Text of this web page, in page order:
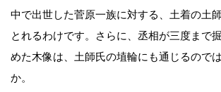
中で出世した菅原一族に対する、土着の土
とれるわけです。さらに、丞相が三度まで
めた木像は、土師氏の埴輪にも通じるので
か。